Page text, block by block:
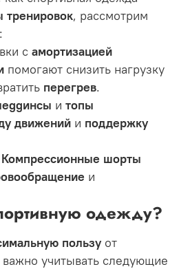
тренировок, рассмотрим
с амортизацией
помогают снизить нагрузку
перегрев.
и топы
движений и поддержку
Компрессионные шорты
и
одежду?
пользу от
учитывать следующие